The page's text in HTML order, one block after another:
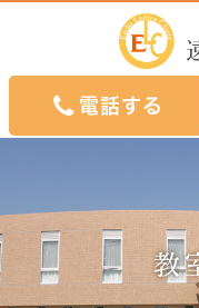
電話する
教